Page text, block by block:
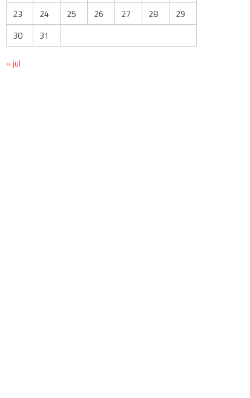
23
24 25 26 27 28
29
30
31
« jul